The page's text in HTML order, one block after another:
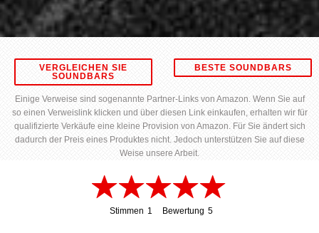
VERGLEICHEN SIE
SOUNDBARS
BESTE SOUNDBARS
Einige Verweise sind sogenannte Partner-Links von Amazon. Wenn Sie auf
so einen Verweislink klicken und über diesen Link einkaufen, erhalten wir für
qualifizierte Verkäufe eine kleine Provision von Amazon. Für Sie ändert sich
dadurch der Preis eines Produktes nicht. Jedoch unterstützen Sie auf diese
Weise unsere Arbeit.
Stimmen 1
Bewertung 5